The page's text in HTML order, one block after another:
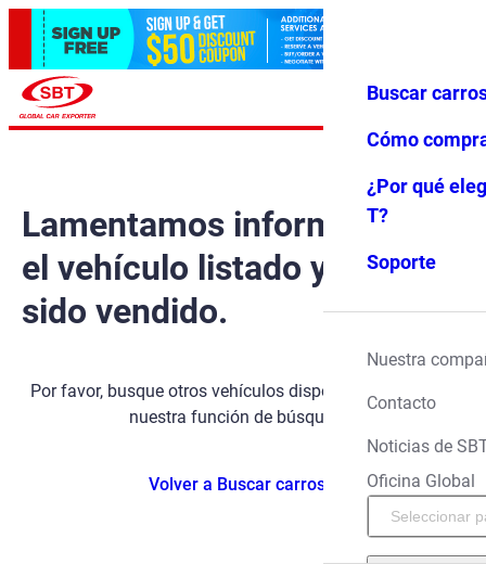
Favoritos Menú
Buscar
Cómo
¿Por qué
T?
Soporte
Nuestra
Contacto
Noticias de
Oficina Global
Lamentamos informarle que
el vehículo listado ya ha
sido vendido.
Por favor, busque otros vehículos disponibles utilizando
nuestra función de búsqueda.
Volver a Buscar carros